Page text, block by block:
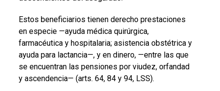
Estos beneficiarios tienen derecho prestaciones
en especie —ayuda médica quirúrgica,
farmacéutica y hospitalaria; asistencia obstétrica y
ayuda para lactancia—, y en dinero, —entre las que
se encuentran las pensiones por viudez, orfandad
y ascendencia— (arts. 64, 84 y 94, LSS).